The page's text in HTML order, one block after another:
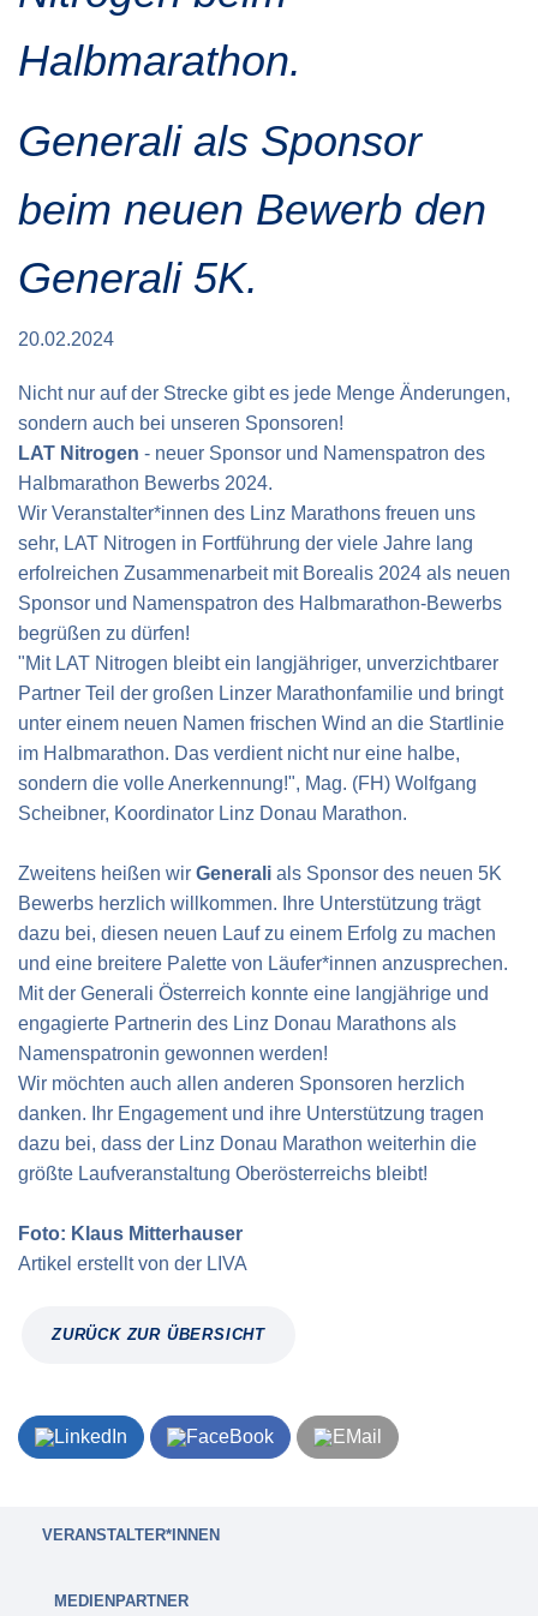
Special Olympics Run
Schule läuft
Staatsmeisterschaft
Treue Clubs
Service der Linz Linien
Verkehrsinfo
Zeitmessung
Halbmarathon.
Generali als Sponsor
beim neuen Bewerb den
Generali 5K.
20.02.2024
Nicht nur auf der Strecke gibt es jede Menge Änderungen,
sondern auch bei unseren Sponsoren!
LAT Nitrogen - neuer Sponsor und Namenspatron des
Halbmarathon Bewerbs 2024.
Wir Veranstalter*innen des Linz Marathons freuen uns
sehr, LAT Nitrogen in Fortführung der viele Jahre lang
erfolreichen Zusammenarbeit mit Borealis 2024 als neuen
Sponsor und Namenspatron des Halbmarathon-Bewerbs
begrüßen zu dürfen!
"Mit LAT Nitrogen bleibt ein langjähriger, unverzichtbarer
Partner Teil der großen Linzer Marathonfamilie und bringt
unter einem neuen Namen frischen Wind an die Startlinie
im Halbmarathon. Das verdient nicht nur eine halbe,
sondern die volle Anerkennung!", Mag. (FH) Wolfgang
Scheibner, Koordinator Linz Donau Marathon.
Zweitens heißen wir Generali als Sponsor des neuen 5K
Bewerbs herzlich willkommen. Ihre Unterstützung trägt
dazu bei, diesen neuen Lauf zu einem Erfolg zu machen
und eine breitere Palette von Läufer*innen anzusprechen.
Mit der Generali Österreich konnte eine langjährige und
engagierte Partnerin des Linz Donau Marathons als
Namenspatronin gewonnen werden!
Wir möchten auch allen anderen Sponsoren herzlich
danken. Ihr Engagement und ihre Unterstützung tragen
dazu bei, dass der Linz Donau Marathon weiterhin die
größte Laufveranstaltung Oberösterreichs bleibt!
Foto: Klaus Mitterhauser
Artikel erstellt von der LIVA
ZURÜCK ZUR ÜBERSICHT
VERANSTALTER*INNEN
MEDIENPARTNER